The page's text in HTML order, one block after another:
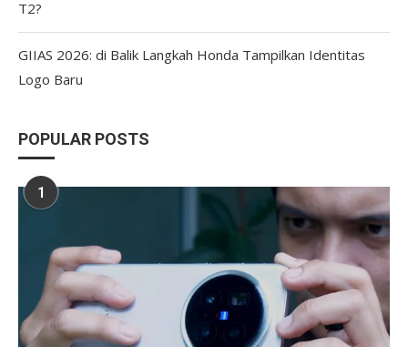
T2?
GIIAS 2026: di Balik Langkah Honda Tampilkan Identitas
Logo Baru
POPULAR POSTS
1